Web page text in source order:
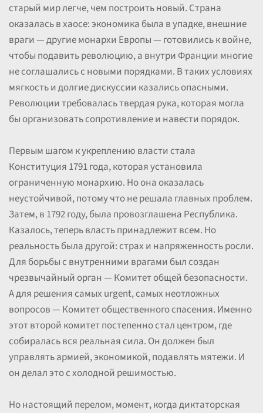
старый мир легче, чем построить новый. Страна
оказалась в хаосе: экономика была в упадке, внешние
враги — другие монархи Европы — готовились к войне,
чтобы подавить революцию, а внутри Франции многие
не соглашались с новыми порядками. В таких условиях
мягкость и долгие дискуссии казались опасными.
Революции требовалась твердая рука, которая могла
бы организовать сопротивление и навести порядок.
Первым шагом к укреплению власти стала
Конституция 1791 года, которая установила
ограниченную монархию. Но она оказалась
неустойчивой, потому что не решала главных проблем.
Затем, в 1792 году, была провозглашена Республика.
Казалось, теперь власть принадлежит всем. Но
реальность была другой: страх и напряженность росли.
Для борьбы с внутренними врагами был создан
чрезвычайный орган — Комитет общей безопасности.
А для решения самых urgent, самых неотложных
вопросов — Комитет общественного спасения. Именно
этот второй комитет постепенно стал центром, где
собиралась вся реальная сила. Он должен был
управлять армией, экономикой, подавлять мятежи. И
он делал это с холодной решимостью.
Но настоящий перелом, момент, когда диктаторская